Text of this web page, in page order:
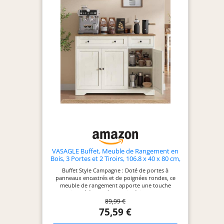
VASAGLE Buffet, Meuble de Rangement en
Bois, 3 Portes et 2 Tiroirs, 106.8 x 40 x 80 cm,
Blanc Nuage, Bahut pour Salon, Salle à
Manger et Entrée, Collection Siren
LSC531WJ01
Buffet Style Campagne : Doté de portes à
panneaux encastrés et de poignées rondes, ce
meuble de rangement apporte une touche
rustique élégante à votre intérieur tout en
dissimulant le désordre quotidien pour un espace
de vie harmonieux 3 Portes Et 2 Tiroirs : Mesurant
106.8 x 40 x 80 cm, ce bahut spacieux offre des
89,99 €
75,59 €